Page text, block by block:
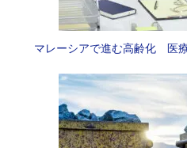
マレーシアで進む高齢化 医